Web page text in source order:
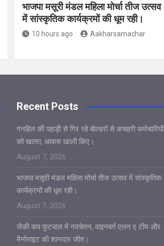
भाजपा मसूरी मंडल महिला मोर्चा तीज उत्सव
में सांस्कृतिक कार्यक्रमों की धूम रही।
10 hours ago Aakharsamachar
Recent Posts
गनहिल की पहाड़ी से गिर रहे बोल्डरों से कचहरी कर्मचारियों
को खतरा, आवास खाली किए।
August 7, 2026
भाजपा मसूरी मंडल महिला मोर्चा तीज उत्सव में सांस्कृतिक
कार्यक्रमों की धूम रही।
August 7, 2026
जैकी कप फुटबाल में नवचेतन, वाइनबर्ग एलन ए टीम और
मैनोराइट की शानदार जीत।